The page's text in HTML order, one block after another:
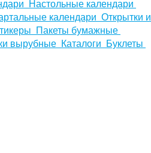
Настольные календари
календари Открытки и
Пакеты бумажные
вырубные Каталоги
Буклеты